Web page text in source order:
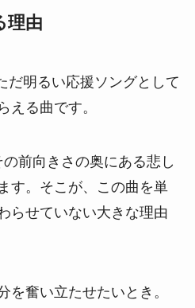
理由
だ明るい応援ソングとして
える曲です。
前向きさの奥にある悲し
す。そこが、この曲を単
らせていない大きな理由
を奮い立たせたいとき。